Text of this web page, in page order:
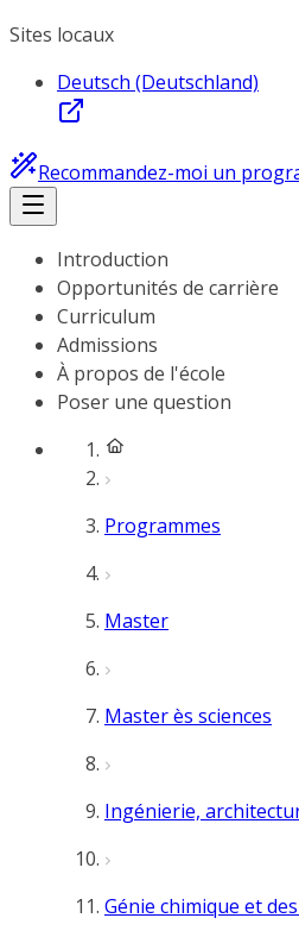
Sites locaux
Deutsch (Deutschland)
Recommandez-moi un
Introduction
Opportunités de carrière
Curriculum
Admissions
À propos de l'école
Poser une question
Programmes
Master
Master ès sciences
Ingénierie,
Génie chimique et